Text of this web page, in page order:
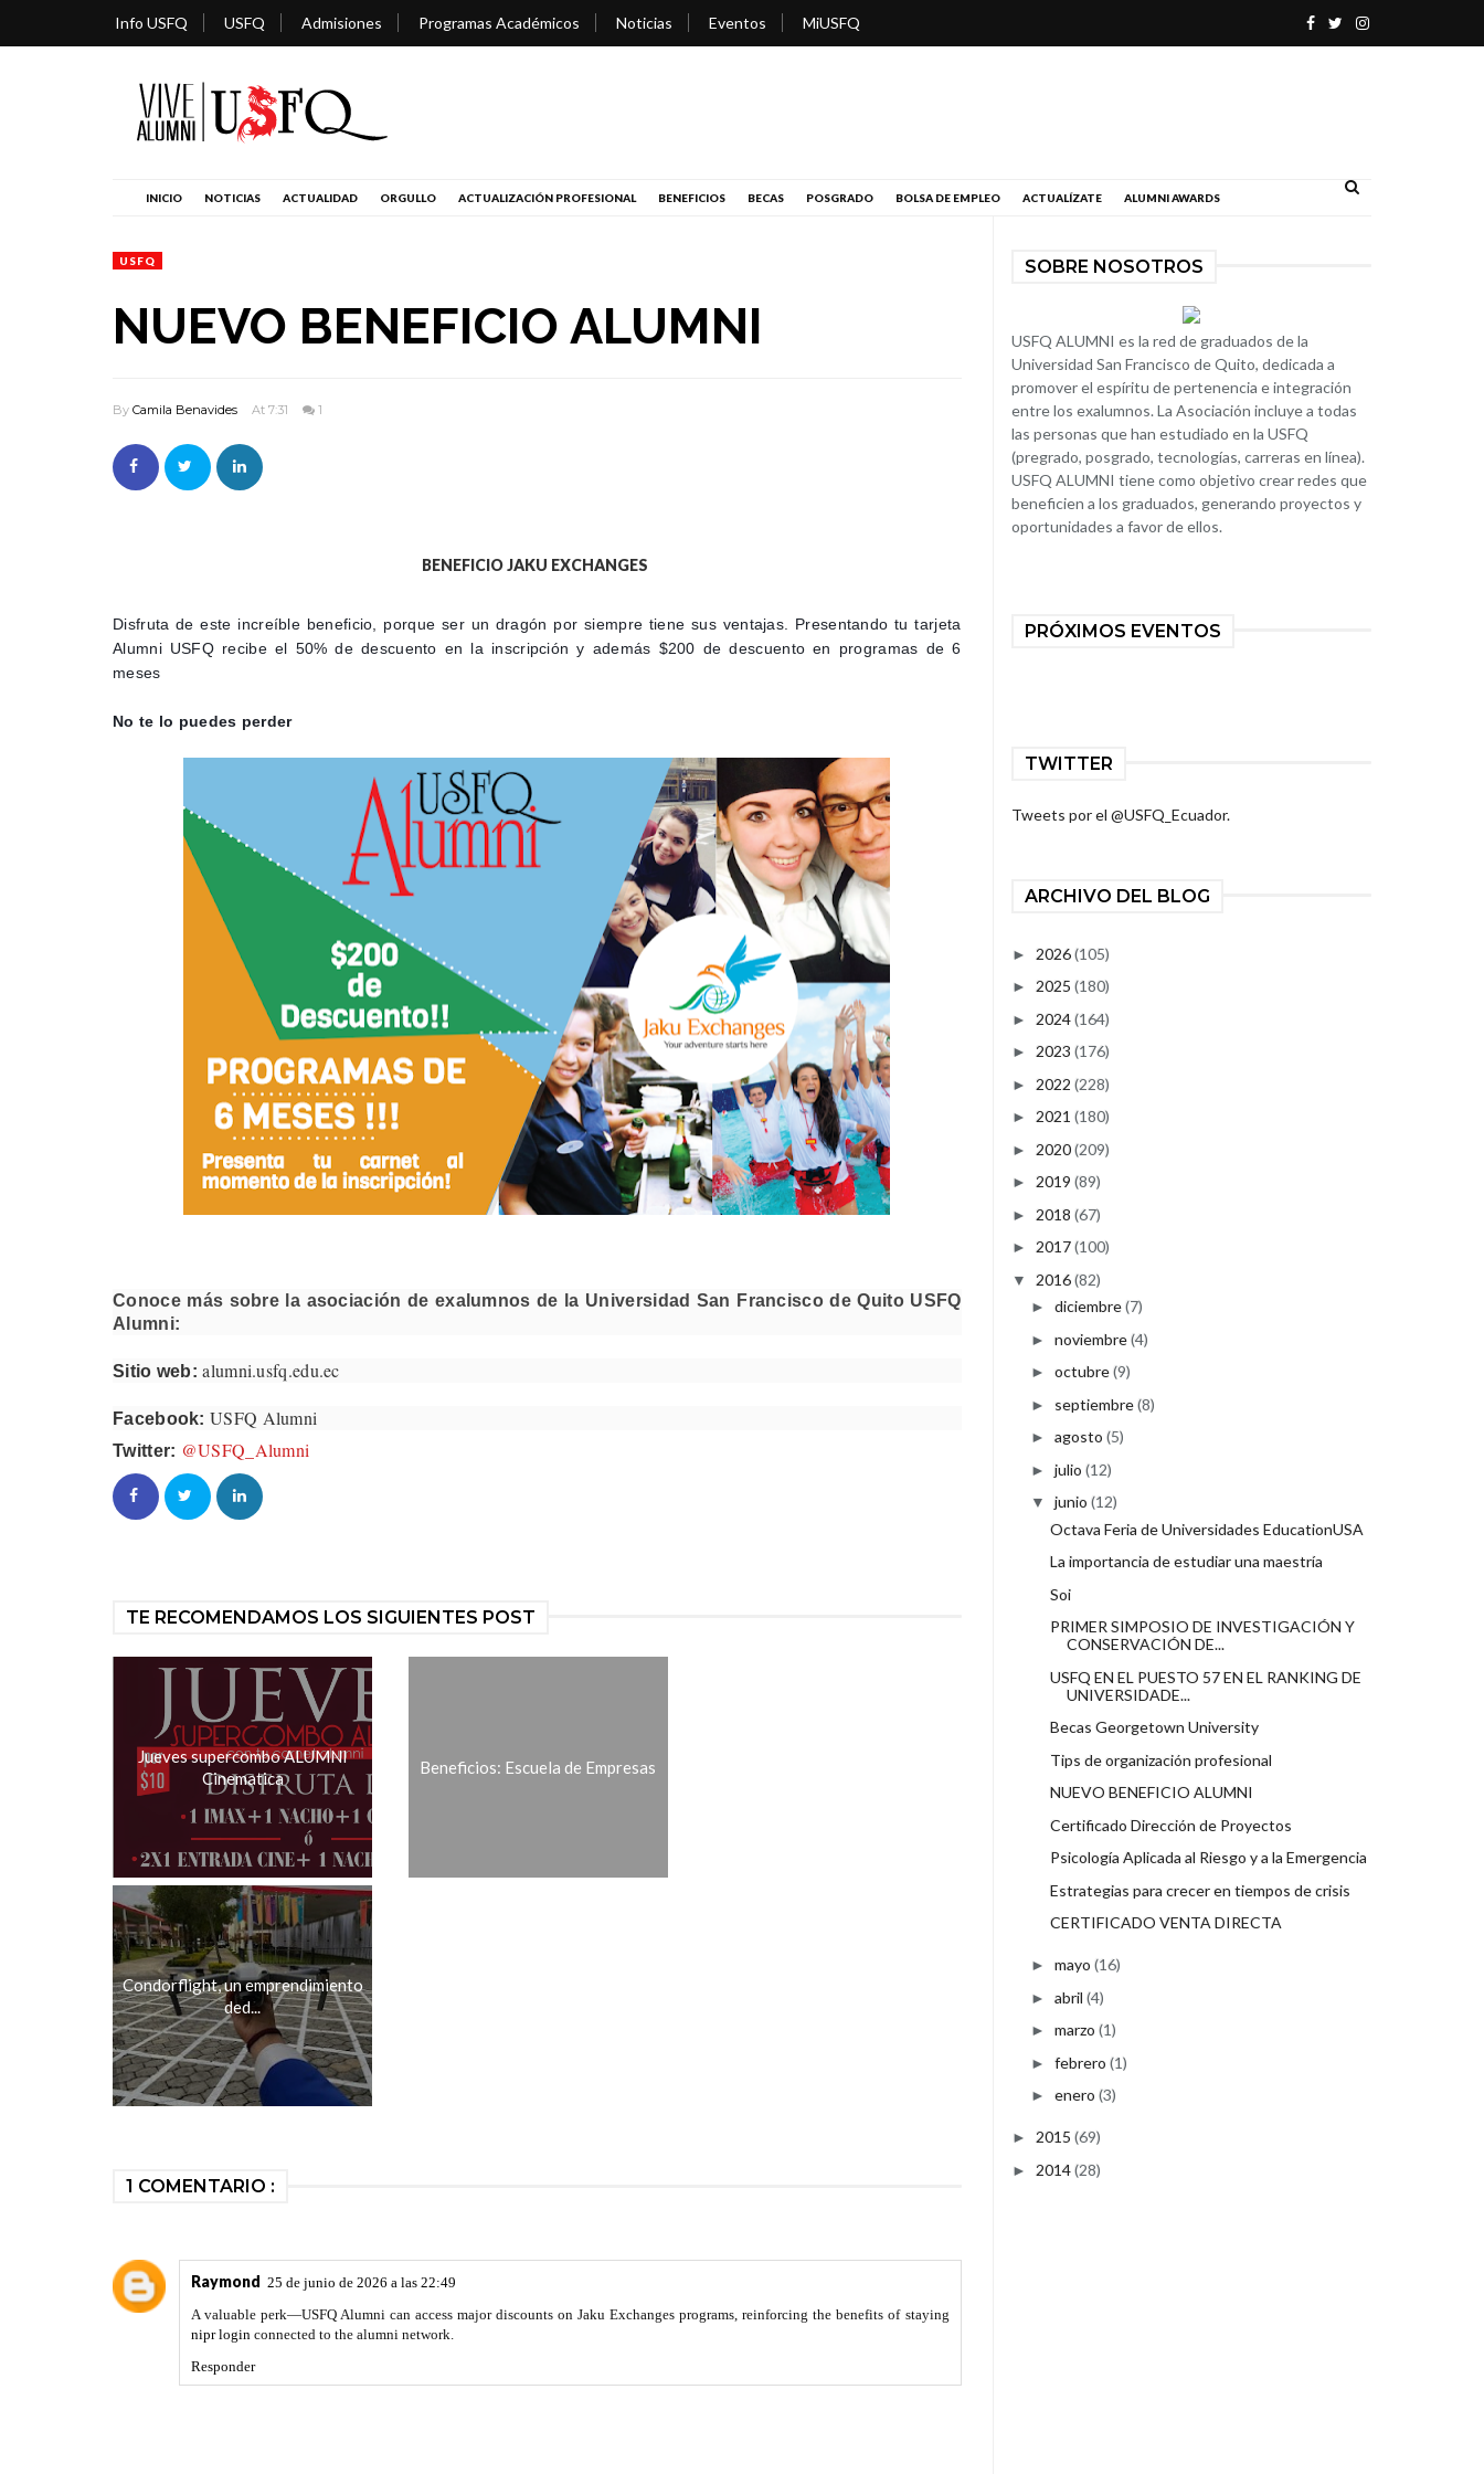
Info USFQ USFQ Admisiones Programas Académicos Noticias Eventos MiUSFQ
INICIO NOTICIAS ACTUALIDAD ORGULLO ACTUALIZACIÓN PROFESIONAL BENEFICIOS BECAS POSGRADO BOLSA DE EMPLEO ACTUALÍZATE ALUMNI AWARDS
USFQ
NUEVO BENEFICIO ALUMNI
By Camila Benavides At 7:31 1
BENEFICIO JAKU EXCHANGES
Disfruta de este increíble beneficio, porque ser un dragón por siempre tiene sus ventajas. Presentando tu tarjeta
Alumni USFQ recibe el 50% de descuento en la inscripción y además $200 de descuento en programas de 6
meses
No te lo puedes perder
Conoce más sobre la asociación de exalumnos de la Universidad San Francisco de Quito USFQ
Alumni:
Sitio web: alumni.usfq.edu.ec
Facebook: USFQ Alumni
Twitter: @USFQ_Alumni
TE RECOMENDAMOS LOS SIGUIENTES POST
Jueves supercombo ALUMNI
Cinematica
Beneficios: Escuela de Empresas
Condorflight, un emprendimiento
ded...
1 COMENTARIO :
Raymond 25 de junio de 2026 a las 22:49
A valuable perk—USFQ Alumni can access major discounts on Jaku Exchanges programs, reinforcing the benefits of staying
nipr login connected to the alumni network.
Responder
SOBRE NOSOTROS
USFQ ALUMNI es la red de graduados de la
Universidad San Francisco de Quito, dedicada a
promover el espíritu de pertenencia e integración
entre los exalumnos. La Asociación incluye a todas
las personas que han estudiado en la USFQ
(pregrado, posgrado, tecnologías, carreras en línea).
USFQ ALUMNI tiene como objetivo crear redes que
beneficien a los graduados, generando proyectos y
oportunidades a favor de ellos.
PRÓXIMOS EVENTOS
TWITTER
Tweets por el @USFQ_Ecuador.
ARCHIVO DEL BLOG
► 2026(105)
► 2025 (180)
► 2024(164)
► 2023 (176)
► 2022 (228)
► 2021 (180)
► 2020(209)
► 2019 (89)
► 2018 (67)
► 2017(100)
▼ 2016(82)
► diciembre(7)
► noviembre(4)
► octubre(9)
► septiembre(8)
► agosto (5)
► julio (12)
▼ junio (12)
Octava Feria de Universidades EducationUSA
La importancia de estudiar una maestría
Soi
PRIMER SIMPOSIO DE INVESTIGACIÓN Y
CONSERVACIÓN DE...
USFQ EN EL PUESTO 57 EN EL RANKING DE
UNIVERSIDADE...
Becas Georgetown University
Tips de organización profesional
NUEVO BENEFICIO ALUMNI
Certificado Dirección de Proyectos
Psicología Aplicada al Riesgo y a la Emergencia
Estrategias para crecer en tiempos de crisis
CERTIFICADO VENTA DIRECTA
► mayo (16)
► abril (4)
► marzo (1)
► febrero (1)
► enero (3)
► 2015 (69)
► 2014(28)